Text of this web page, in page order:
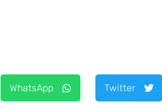
Twitter
WhatsApp